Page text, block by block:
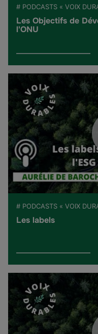
# PODCASTS « VOIX
Les Objectifs de
l'ONU
# PODCASTS « VOIX
Les labels